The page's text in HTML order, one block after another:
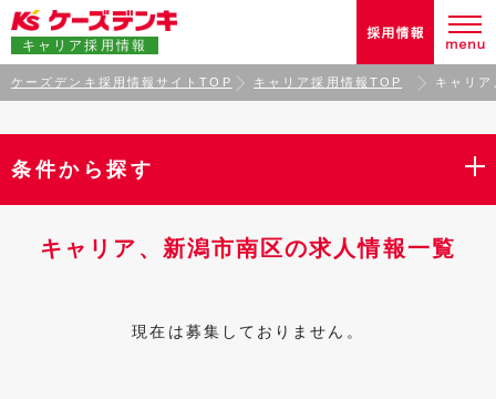
キャリア採用情報
ケーズデンキ採用情報サイトTOP キャリア採用情報TOP キャリ
条件から探す
キャリア、新潟市南区の求人情報一覧
現在は募集しておりません。